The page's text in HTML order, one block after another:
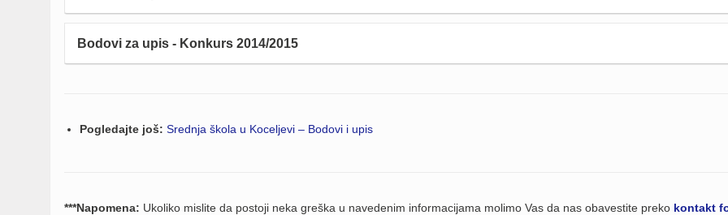
Bodovi za upis - Konkurs 2014/2015
Pogledajte još: Srednja škola u Koceljevi – Bodovi i upis
***Napomena: Ukoliko mislite da postoji neka greška u navedenim informacijama molimo Vas da nas obavestite preko kontakt